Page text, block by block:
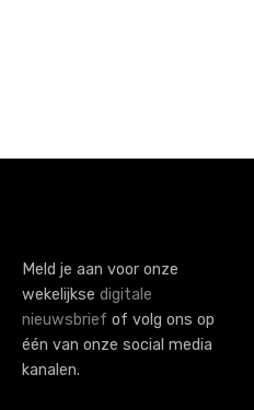
o
s
n
a
Meld je aan voor onze
wekelijkse digitale
nieuwsbrief of volg ons op
één van onze social media
kanalen.